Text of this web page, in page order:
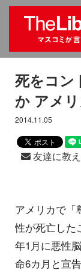
死をコン
か アメ
2014.11.05
友達に教
アメリカで「
性が死亡した
年1月に悪性
命6カ月と宣